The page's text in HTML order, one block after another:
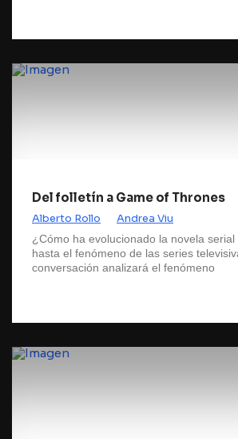
Del folletín a Game of Thrones
Alberto Rollo Andrea Viu
¿Cómo ha evolucionado la novela
hasta el fenómeno de las series
conversación analizará el fenómeno